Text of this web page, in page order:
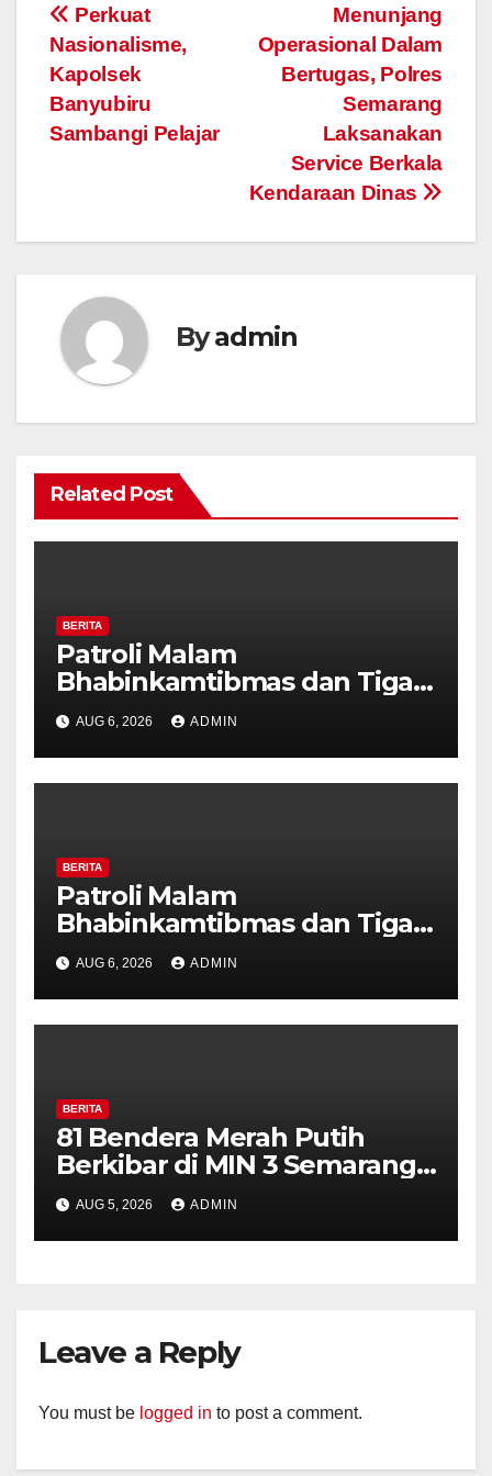
Post
navigation
Menunjang
Operasional Dalam
Bertugas, Polres
Semarang
Laksanakan
Service Berkala
Kendaraan Dinas
Perkuat
Nasionalisme,
Kapolsek
Banyubiru
Sambangi Pelajar
Byadmin
Related Post
BERITA
Patroli Malam
Bhabinkamtibmas dan Tiga
Pilar Kelurahan Ungaran
Perkuat Kamtibmas, Warga
Diajak Aktifkan Ronda
AUG 6, 2026 ADMIN
BERITA
Patroli Malam
Bhabinkamtibmas dan Tiga
Pilar Kelurahan Ungaran
Perkuat Kamtibmas, Warga
Diajak Aktifkan Ronda
AUG 6, 2026 ADMIN
BERITA
81 Bendera Merah Putih
Berkibar di MIN 3 Semarang,
Bhabinkamtibmas Desa
Timpik Hadiri Peringatan
HUT ke-81 Kemerdekaan RI
AUG 5, 2026 ADMIN
Leave a Reply
You must be logged in to post a comment.